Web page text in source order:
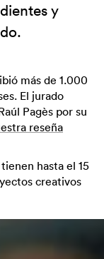
y
más de 1.000
El jurado
Pagès por su
reseña
hasta el 15
creativos